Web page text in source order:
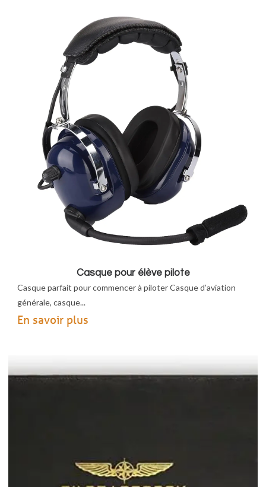
Casque pour élève pilote
Casque parfait pour commencer à piloter Casque d’aviation
générale, casque...
En savoir plus